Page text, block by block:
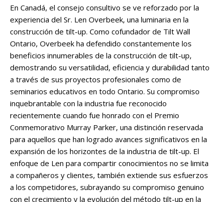
En Canadá, el consejo consultivo se ve reforzado por la
experiencia del Sr. Len Overbeek, una luminaria en la
construcción de tilt-up. Como cofundador de Tilt Wall
Ontario, Overbeek ha defendido constantemente los
beneficios innumerables de la construcción de tilt-up,
demostrando su versatilidad, eficiencia y durabilidad tanto
a través de sus proyectos profesionales como de
seminarios educativos en todo Ontario. Su compromiso
inquebrantable con la industria fue reconocido
recientemente cuando fue honrado con el Premio
Conmemorativo Murray Parker, una distinción reservada
para aquellos que han logrado avances significativos en la
expansión de los horizontes de la industria de tilt-up. El
enfoque de Len para compartir conocimientos no se limita
a compañeros y clientes, también extiende sus esfuerzos
a los competidores, subrayando su compromiso genuino
con el crecimiento y la evolución del método tilt-up en la